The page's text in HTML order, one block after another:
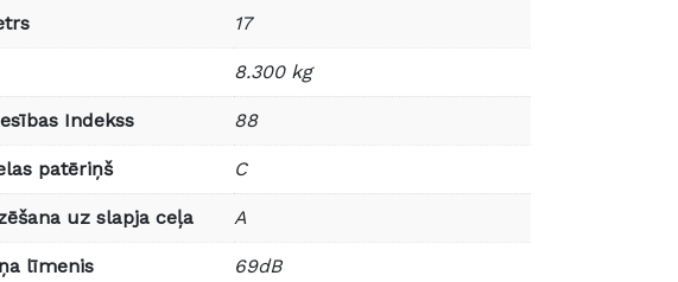
17
8.300 kg
Indekss 88
patēriņš C
uz slapja ceļa A
līmenis 69dB